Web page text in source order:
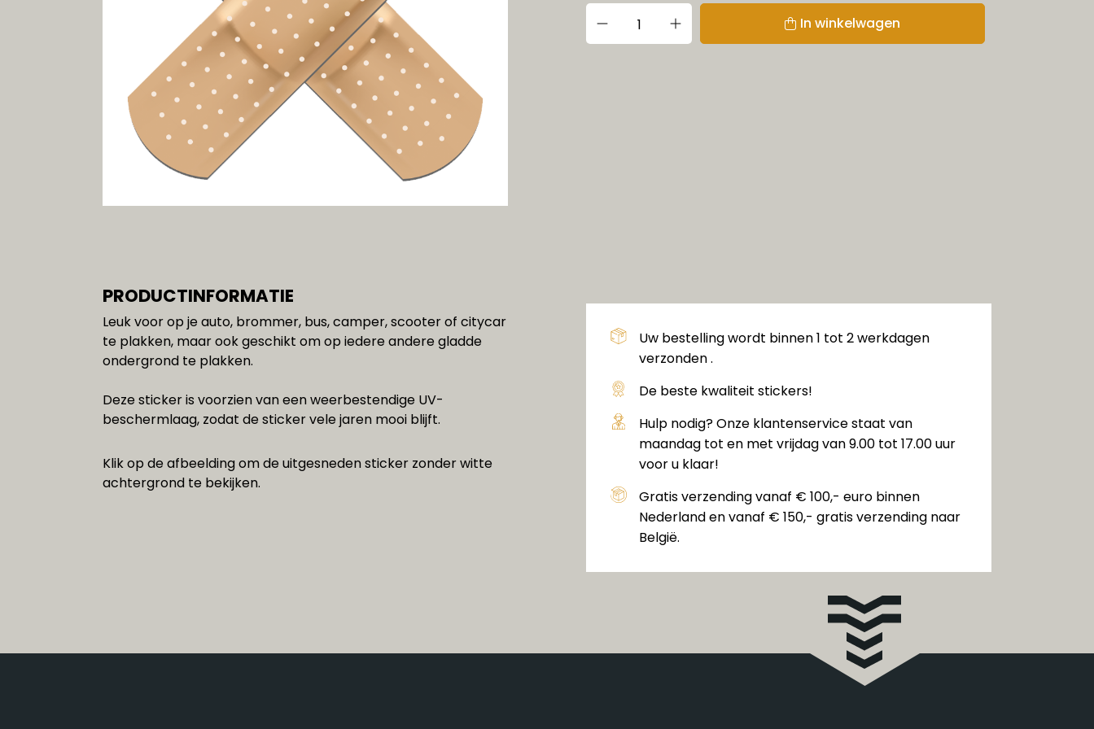
Gereedschap
SALE!!!
In winkelwagen
PRODUCTINFORMATIE
Leuk voor op je auto, brommer, bus, camper, scooter of citycar
te plakken, maar ook geschikt om op iedere andere gladde
ondergrond te plakken.
Deze sticker is voorzien van een weerbestendige UV-
beschermlaag, zodat de sticker vele jaren mooi blijft.
Klik op de afbeelding om de uitgesneden sticker zonder witte
achtergrond te bekijken.
Uw bestelling wordt binnen 1 tot 2 werkdagen
verzonden .
De beste kwaliteit stickers!
Hulp nodig? Onze klantenservice staat van
maandag tot en met vrijdag van 9.00 tot 17.00 uur
voor u klaar!
Gratis verzending vanaf € 100,- euro binnen
Nederland en vanaf € 150,- gratis verzending naar
België.